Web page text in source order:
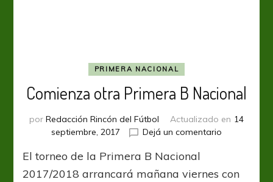
PRIMERA NACIONAL
Comienza otra Primera B Nacional
por Redacción Rincón del Fútbol Actualizado en 14
septiembre, 2017
Dejá un comentario
Primera
El torneo de la Primera B Nacional
2017/2018 arrancará mañana viernes con